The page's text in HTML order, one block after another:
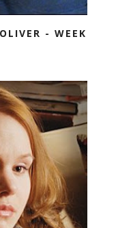
- WEEK